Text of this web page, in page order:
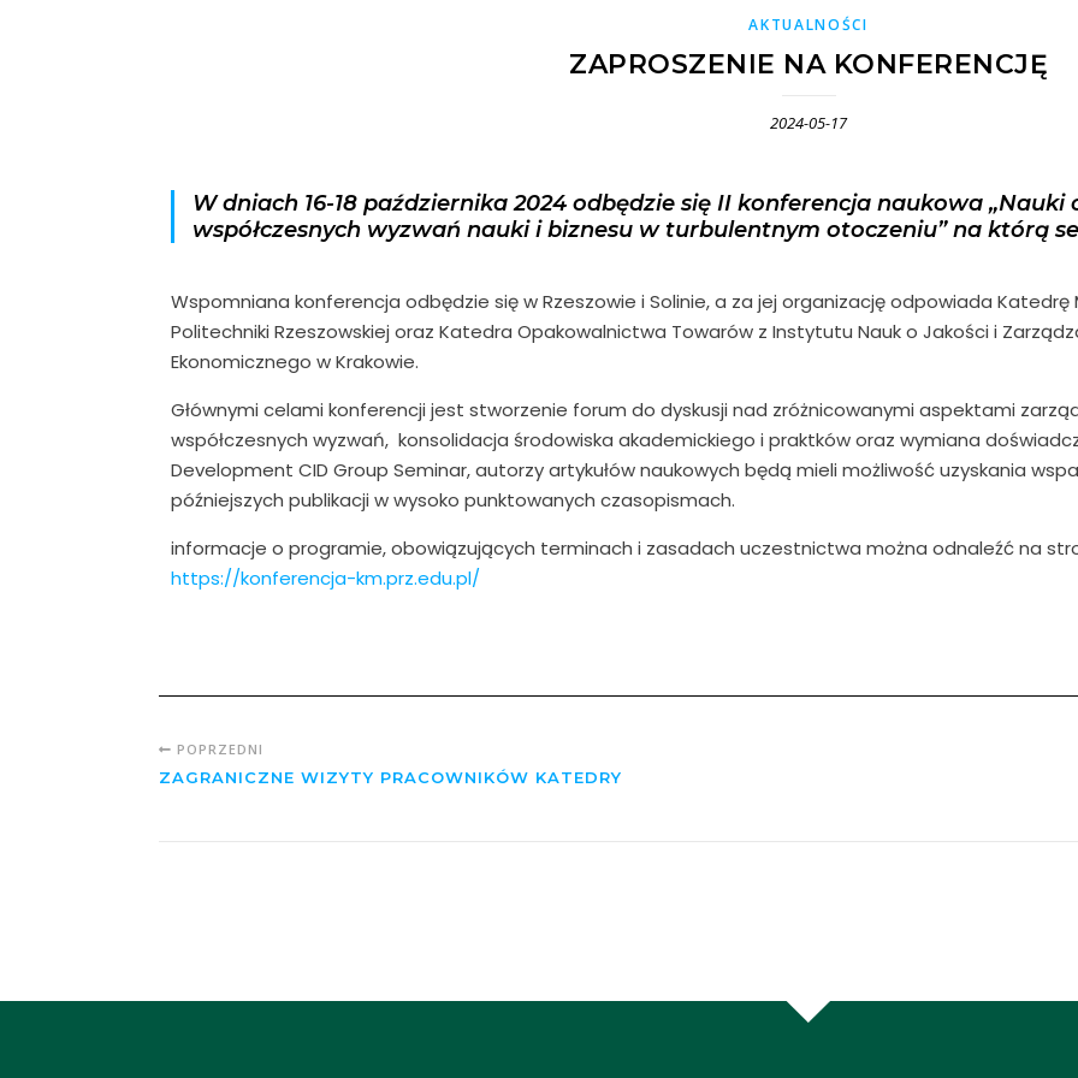
AKTUALNOŚCI
ZAPROSZENIE NA KONFERENCJĘ
2024-05-17
W dniach 16-18 października 2024 odbędzie się II konferencja naukowa
współczesnych wyzwań nauki i biznesu w turbulentnym otoczeniu” na którą
Wspomniana konferencja odbędzie się w Rzeszowie i Solinie, a za jej organizację odpowiada Katedrę
Politechniki Rzeszowskiej oraz Katedra Opakowalnictwa Towarów z Instytutu Nauk o Jakości i
Ekonomicznego w Krakowie.
Głównymi celami konferencji jest stworzenie forum do dyskusji nad zróżnicowanymi aspektami
współczesnych wyzwań, konsolidacja środowiska akademickiego i praktków oraz wymiana
Development CID Group Seminar, autorzy artykułów naukowych będą mieli możliwość uzyskania
późniejszych publikacji w wysoko punktowanych czasopismach.
informacje o programie, obowiązujących terminach i zasadach uczestnictwa można odnaleźć na
https://konferencja-km.prz.edu.pl/
POPRZEDNI
ZAGRANICZNE WIZYTY PRACOWNIKÓW KATEDRY